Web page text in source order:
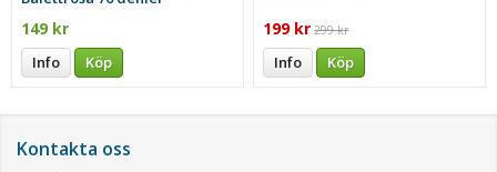
149 kr
Info Köp
199 kr 299 kr
Info Köp
Kontakta oss